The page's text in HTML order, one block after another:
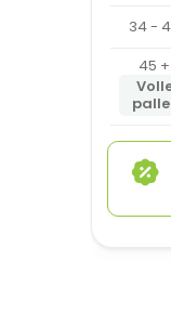
34 -
45 +